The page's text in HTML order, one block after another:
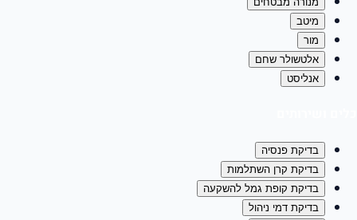
מיטב
מור
אלטשולר שחם
אנליסט
בדיקת פנסיה
בדיקת קרן השתלמות
בדיקת קופת גמל להשקעה
בדיקת דמי ניהול